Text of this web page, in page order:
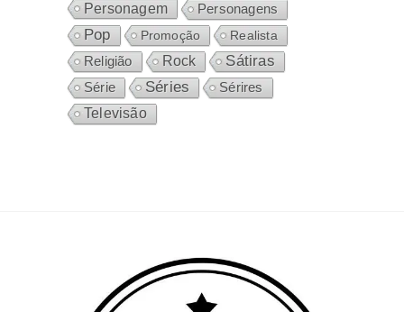
Personagem Personagens
Pop Promoção
Realista
Religião
Rock Sátiras
Série Séries
Sérires
Televisão